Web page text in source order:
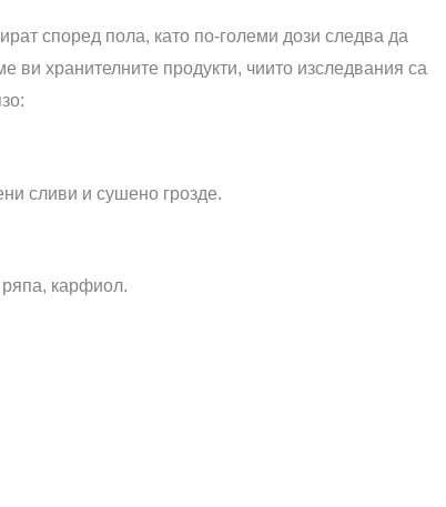
според пола, като по-големи дози следва да
хранителните продукти, чиито изследвания са
сливи и сушено грозде.
карфиол.